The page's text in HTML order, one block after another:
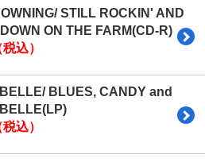
STILL ROCKIN' AND
ON THE FARM(CD-R)
込）
BLUES, CANDY and
込）